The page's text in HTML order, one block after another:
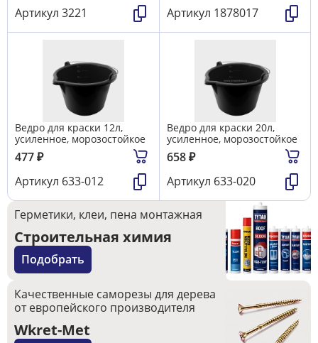
Артикул 3221
Артикул 1878017
Ведро для краски 12л,
усиленное, морозостойкое
477₽
Артикул 633-012
Ведро для краски 20л,
усиленное, морозостойкое
658₽
Артикул 633-020
Герметики, клеи, пена монтажная
Строительная химия
Подобрать
Качественные саморезы для дерева
от европейского производителя
Wkret-Met